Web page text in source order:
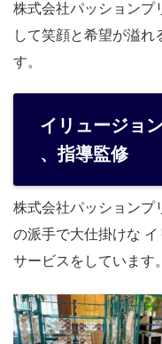
株式会社パッションプ
して笑顔と希望が溢れ
す。
イリュージョ
、指導監修
株式会社パッションプ
の派手で大仕掛けな
サービスをしています。